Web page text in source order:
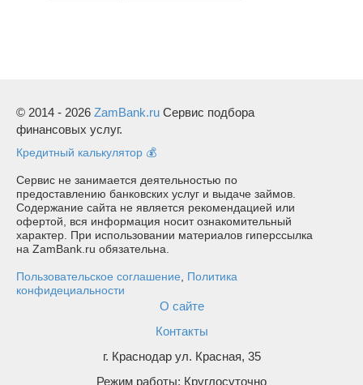
© 2014 - 2026 ZamBank.ru Сервис подбора
финансовых услуг.
Кредитный калькулятор 💰
Сервис не занимается деятельностью по
предоставлению банковских услуг и выдаче займов.
Содержание сайта не является рекомендацией или
офертой, вся информация носит ознакомительный
характер. При использовании материалов гиперссылка
на ZamBank.ru обязательна.
Пользовательское соглашение
Политика
конфидециальности
О сайте
Контакты
г. Краснодар ул. Красная, 35
Режим работы: Круглосуточно